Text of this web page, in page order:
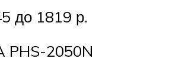
до 1819 р.
PHS-2050N